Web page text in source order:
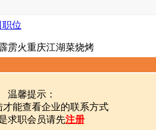
职位
雳火重庆江湖菜烧烤
温馨提示：
才能查看企业的联系方式
求职会员请先注册